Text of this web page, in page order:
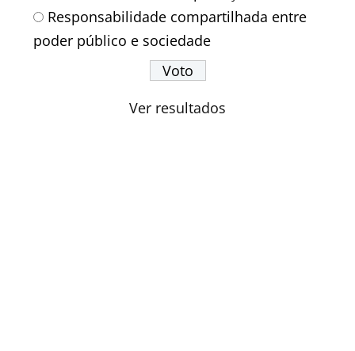
Responsabilidade compartilhada entre
poder público e sociedade
Ver resultados